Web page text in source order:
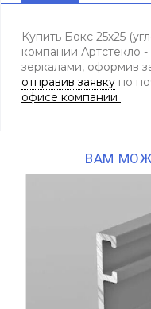
Купить Бокс 25х25
компании Артстекло
зеркалами, оформив
отправив заявку по
офисе компании .
ВАМ